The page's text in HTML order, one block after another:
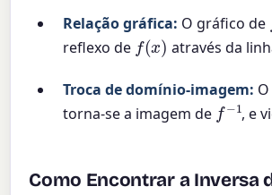
Relação gráfica: O gráfico de
reflexo de
f(x)
através da
Troca de domínio-imagem:
torna-se a imagem de
f−1
, e
Como Encontrar a Inversa